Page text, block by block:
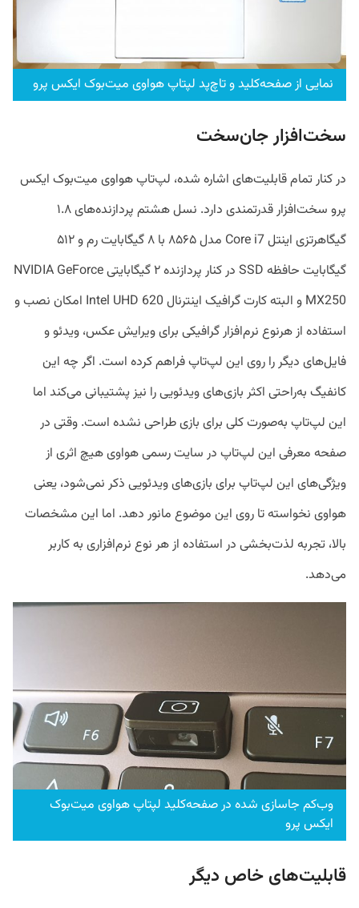
نمایی از صفحه‌کلید و تاچ‌پد لپتاپ هواوی میت‌بوک ایکس پرو
سخت‌افزار جان‌سخت
در کنار تمام قابلیت‌های اشاره شده، لپ‌تاپ هواوی میت‌بوک ایکس
پرو سخت‌افزار قدرتمندی دارد. نسل هشتم پردازنده‌های ۱.۸
گیگاهرتزی اینتل Core i7 مدل ۸۵۶۵ با ۸ گیگابایت رم و ۵۱۲
گیگابایت حافظه SSD در کنار پردازنده ۲ گیگابایتی NVIDIA GeForce
MX250 و البته کارت گرافیک اینترنال Intel UHD 620 امکان نصب و
استفاده از هرنوع نرم‌افزار گرافیکی برای ویرایش عکس، ویدئو و
فایل‌های دیگر را روی این لپ‌تاپ فراهم کرده است. اگر چه این
کانفیگ به‌راحتی اکثر بازی‌های ویدئویی را نیز پشتیبانی می‌کند اما
این لپ‌تاپ به‌صورت کلی برای بازی طراحی نشده است. وقتی در
صفحه معرفی این لپ‌تاپ در سایت رسمی هواوی هیچ اثری از
ویژگی‌های این لپ‌تاپ برای بازی‌های ویدئویی ذکر نمی‌شود، یعنی
هواوی نخواسته تا روی این موضوع مانور دهد. اما این مشخصات
بالا، تجربه لذت‌بخشی در استفاده از هر نوع نرم‌افزاری به کاربر
می‌دهد.
وب‌کم جاسازی شده در صفحه‌کلید لپتاپ هواوی میت‌بوک
ایکس پرو
قابلیت‌های خاص دیگر